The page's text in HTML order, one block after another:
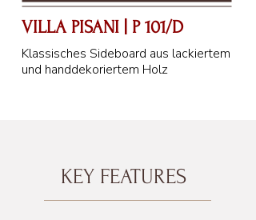
VILLA PISANI | P 101/D
Klassisches Sideboard aus lackiertem
und handdekoriertem Holz
KEY FEATURES